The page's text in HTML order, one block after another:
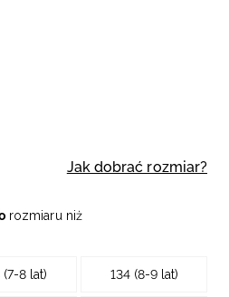
Jak dobrać rozmiar?
rozmiaru niż
(7-8 lat) 134 (8-9 lat)